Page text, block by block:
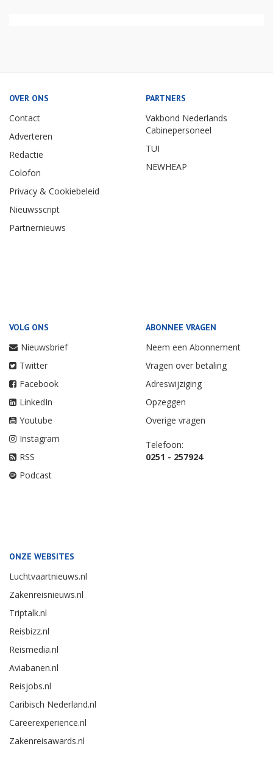
OVER ONS
Contact
Adverteren
Redactie
Colofon
Privacy & Cookiebeleid
Nieuwsscript
Partnernieuws
PARTNERS
Vakbond Nederlands
Cabinepersoneel
TUI
NEWHEAP
VOLG ONS
Nieuwsbrief
Twitter
Facebook
LinkedIn
Youtube
Instagram
RSS
Podcast
ABONNEE VRAGEN
Neem een Abonnement
Vragen over betaling
Adreswijziging
Opzeggen
Overige vragen
Telefoon:
0251 - 257924
ONZE WEBSITES
Luchtvaartnieuws.nl
Zakenreisnieuws.nl
Triptalk.nl
Reisbizz.nl
Reismedia.nl
Aviabanen.nl
Reisjobs.nl
Caribisch Nederland.nl
Careerexperience.nl
Zakenreisawards.nl